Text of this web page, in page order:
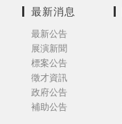
最新消息
最新公告
展演新聞
標案公告
徵才資訊
政府公告
補助公告